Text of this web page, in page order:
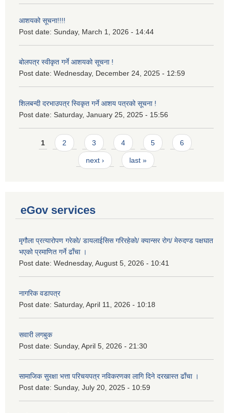
आशयको सूचना!!!!
Post date: Sunday, March 1, 2026 - 14:44
बोलपत्र स्वीकृत गर्ने आशयको सूचना !
Post date: Wednesday, December 24, 2025 - 12:59
शिलबन्दी दरभाउपत्र स्विकृत गर्ने आशय पत्रको सूचना !
Post date: Saturday, January 25, 2025 - 15:56
Pages
1 2 3 4 5 6
next › last »
eGov services
मृगौला प्रत्यारोपण गरेको/ डायलाईसिस गरिरहेको/ क्यान्सर रोग/ मेरुदण्ड पक्षघात
भएको प्रमाणित गर्ने ढाँचा ।
Post date: Wednesday, August 5, 2026 - 10:41
नागरिक वडापत्र
Post date: Saturday, April 11, 2026 - 10:18
सवारी लगबुक
Post date: Sunday, April 5, 2026 - 21:30
सामाजिक सुरक्षा भत्ता परिचयपत्र नविकरणका लागि दिने दरखास्त ढाँचा ।
Post date: Sunday, July 20, 2025 - 10:59